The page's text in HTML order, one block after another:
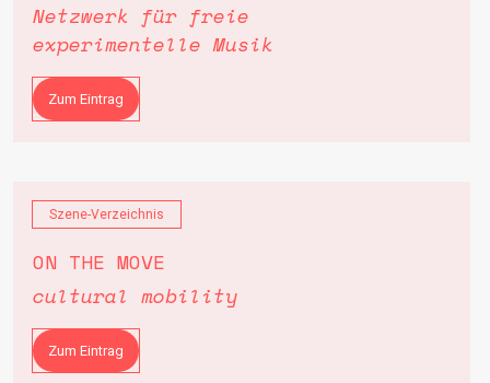
Netzwerk für freie
experimentelle Musik
Zum Eintrag
Szene-Verzeichnis
ON THE MOVE
cultural mobility
Zum Eintrag